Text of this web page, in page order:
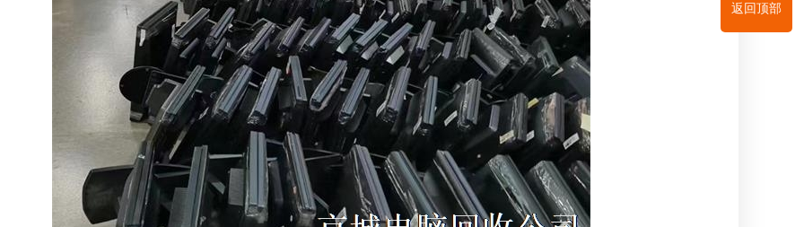
返回顶部